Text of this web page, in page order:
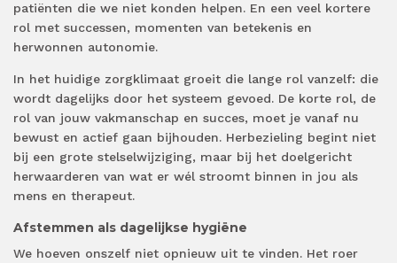
patiënten die we niet konden helpen. En een veel kortere
rol met successen, momenten van betekenis en
herwonnen autonomie.
In het huidige zorgklimaat groeit die lange rol vanzelf: die
wordt dagelijks door het systeem gevoed. De korte rol, de
rol van jouw vakmanschap en succes, moet je vanaf nu
bewust en actief gaan bijhouden. Herbezieling begint niet
bij een grote stelselwijziging, maar bij het doelgericht
herwaarderen van wat er wél stroomt binnen in jou als
mens en therapeut.
Afstemmen als dagelijkse hygiëne
We hoeven onszelf niet opnieuw uit te vinden. Het roer